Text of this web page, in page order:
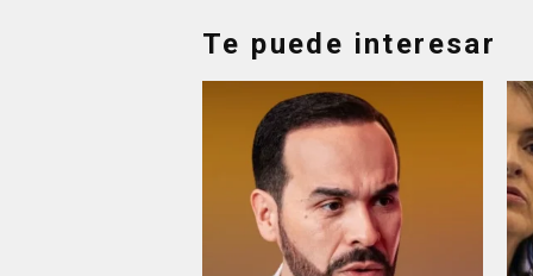
Te puede interesar